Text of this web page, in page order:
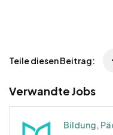
Teile diesen Beitrag:
Verwandte Jobs
Bildung,